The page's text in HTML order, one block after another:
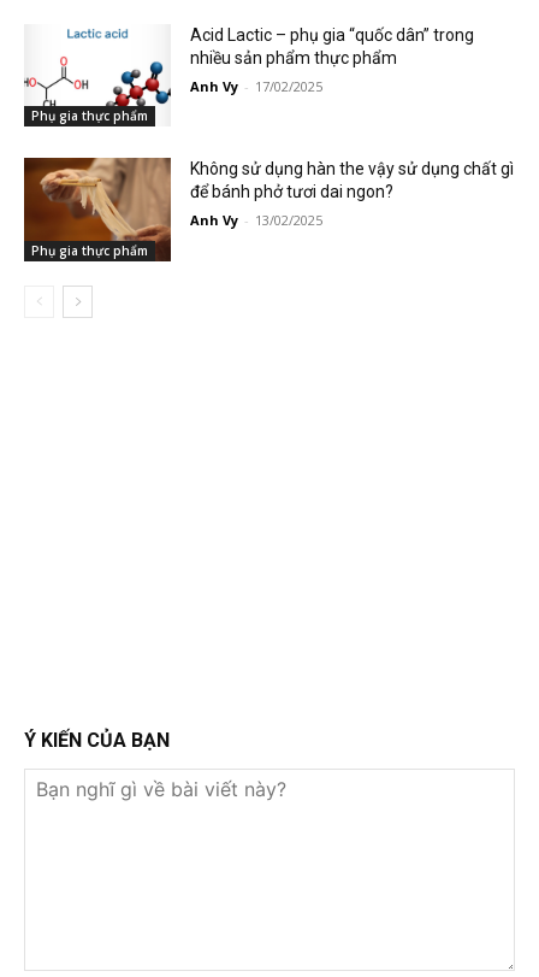
Phụ gia thực phẩm
Acid Lactic – phụ gia “quốc dân” trong
nhiều sản phẩm thực phẩm
Anh Vy - 17/02/2025
Phụ gia thực phẩm
Không sử dụng hàn the vậy sử dụng chất gì
để bánh phở tươi dai ngon?
Anh Vy - 13/02/2025
Ý KIẾN CỦA BẠN